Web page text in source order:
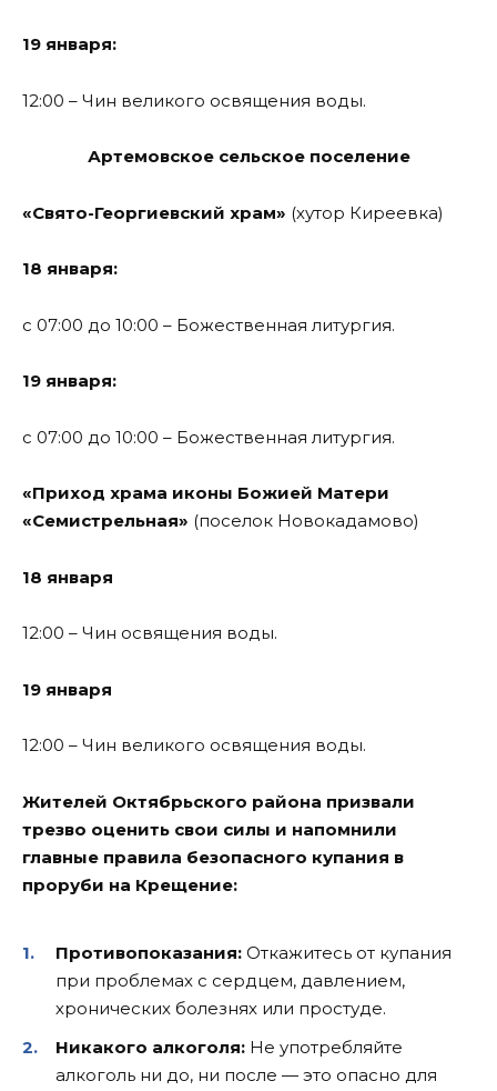
19 января:
12:00 – Чин великого освящения воды.
Артемовское сельское поселение
«Свято-Георгиевский храм» (хутор Киреевка)
18 января:
с 07:00 до 10:00 – Божественная литургия.
19 января:
с 07:00 до 10:00 – Божественная литургия.
«Приход храма иконы Божией Матери
«Семистрельная» (поселок Новокадамово)
18 января
12:00 – Чин освящения воды.
19 января
12:00 – Чин великого освящения воды.
Жителей Октябрьского района призвали
трезво оценить свои силы и напомнили
главные правила безопасного купания в
проруби на Крещение:
Противопоказания: Откажитесь от купания
при проблемах с сердцем, давлением,
хронических болезнях или простуде.
Никакого алкоголя: Не употребляйте
алкоголь ни до, ни после — это опасно для